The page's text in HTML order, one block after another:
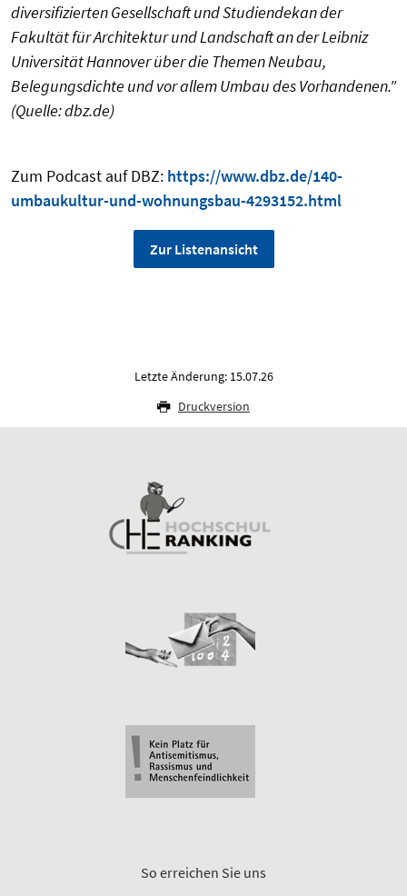
diversifizierten Gesellschaft und Studiendekan der
Fakultät für Architektur und Landschaft an der Leibniz
Universität Hannover über die Themen Neubau,
Belegungsdichte und vor allem Umbau des Vorhandenen."
(Quelle: dbz.de)
Zum Podcast auf DBZ: https://www.dbz.de/140-
umbaukultur-und-wohnungsbau-4293152.html
Zur Listenansicht
Letzte Änderung: 15.07.26
Druckversion
So erreichen Sie uns